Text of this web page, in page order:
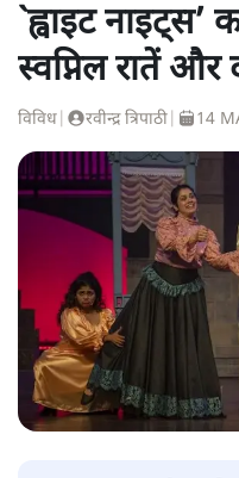
`ह्वाइट
स्वप्निल रातें और
विविध रवीन्द्र त्रिपाठी 14